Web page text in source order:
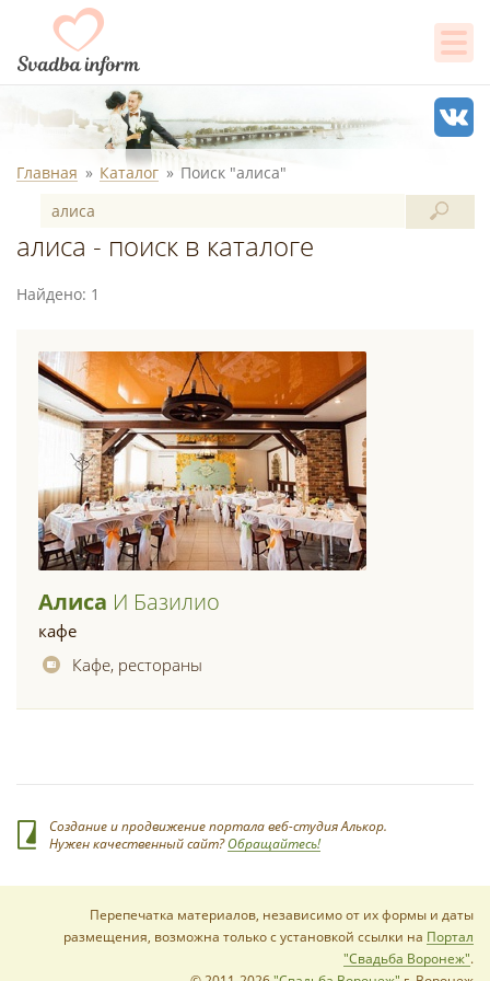
Главная Каталог Поиск "алиса"
алиса - поиск в каталоге
Найдено: 1
Алиса И Базилио
кафе
Кафе, рестораны
Создание и продвижение портала веб-студия Алькор.
Нужен качественный сайт?Обращайтесь!
Перепечатка материалов, независимо от их формы и даты
размещения, возможна только с установкой ссылки на Портал
"Свадьба Воронеж".